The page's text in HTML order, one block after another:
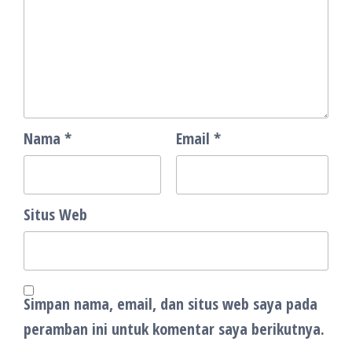
Nama * Email *
Situs Web
Simpan nama, email, dan situs web saya pada
peramban ini untuk komentar saya berikutnya.